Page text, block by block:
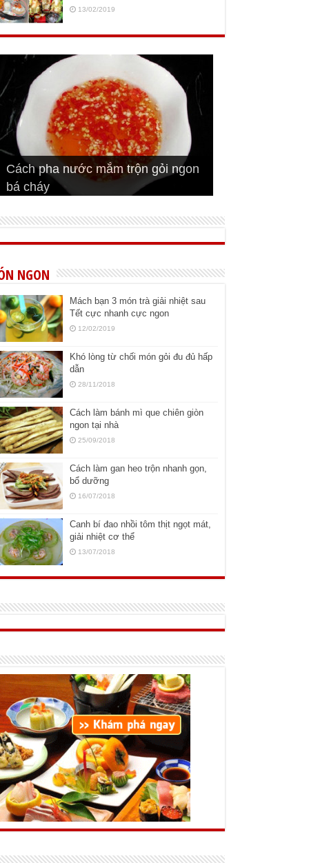
13/02/2019
Cách pha nước mắm trộn gỏi ngon
bá cháy
Bí quyết để chiên đậu hũ giòn ngon
Cách ướp sườn non nướng ngon
đúng vị
Cách ướp thịt heo chiên ngon mềm
Bật mí cách ướp sườn cơm tấm
ngon
NGON
Mách bạn 3 món trà giải nhiệt sau
Tết cực nhanh cực ngon
12/02/2019
Khó lòng từ chối món gỏi đu đủ hấp
dẫn
28/11/2018
Cách làm bánh mì que chiên giòn
ngon tại nhà
25/09/2018
Cách làm gan heo trộn nhanh gọn,
bổ dưỡng
16/07/2018
Canh bí đao nhồi tôm thịt ngọt mát,
giải nhiệt cơ thể
13/07/2018